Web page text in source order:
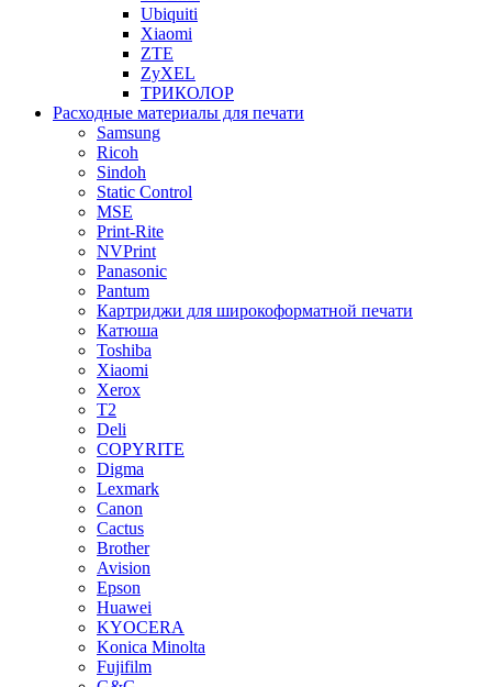
Ubiquiti
Xiaomi
ZTE
ZyXEL
ТРИКОЛОР
Расходные материалы для печати
Samsung
Ricoh
Sindoh
Static Control
MSE
Print-Rite
NVPrint
Panasonic
Pantum
Картриджи для широкоформатной печати
Катюша
Toshiba
Xiaomi
Xerox
T2
Deli
COPYRITE
Digma
Lexmark
Canon
Cactus
Brother
Avision
Epson
Huawei
KYOCERA
Konica Minolta
Fujifilm